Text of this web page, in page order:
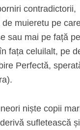
muieretu pe
sau mai pe față
fața celuilalt, pe
Perfectă,
niște copii
sufletească